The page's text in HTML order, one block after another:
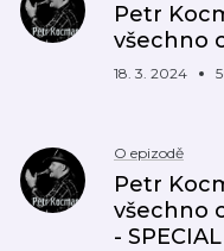
Petr
všechno
18. 3. 2024
O epizodě
Petr
všechno
-